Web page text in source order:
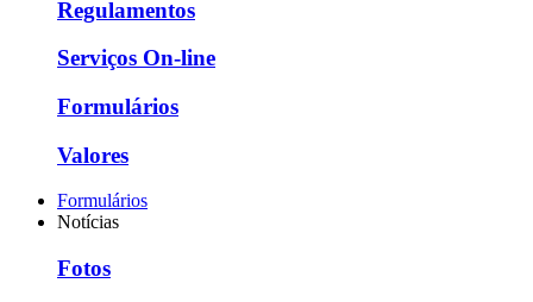
Regulamentos
Serviços On-line
Formulários
Valores
Formulários
Notícias
Fotos